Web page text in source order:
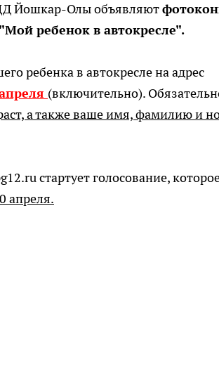
Йошкар-Олы объявляют
ребенок в автокресле".
ребенка в автокресле на адрес
(включительно).
а также ваше имя, фамилию и
стартует голосование,
апреля.